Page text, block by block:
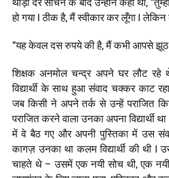
हो गया l ठीक है, मैं स्वीकार कर लूँगा l लेकिन
“यह केवल दस रुपये की है, मैं कभी आपसे झूठ
शिक्षक अनमोल चन्द्र अपने घर लौट
विद्यार्थी के साथ हुआ संवाद चक्कर काट
जब किसी ने अपने तर्क से उन्हें पराजित
पराजित करने वाला उनका अपना विद्यार्थी
में वे बैठ गए और अपनी पुस्तिका में उस
कागज़ उनका था कलम विद्यार्थी की थी l
चाहते थे – उसमें एक नयी सोच थी, एक नयी